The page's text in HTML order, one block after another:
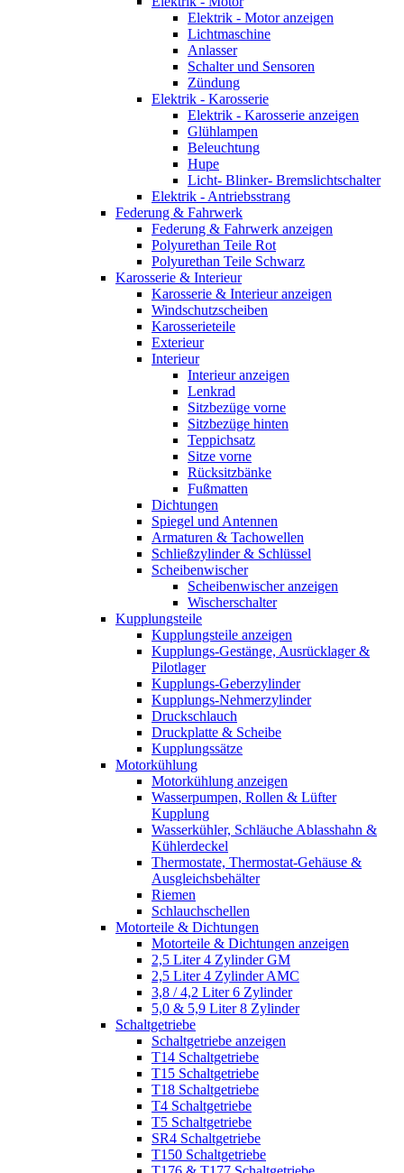
Elektrik - Motor anzeigen
Lichtmaschine
Anlasser
Schalter und Sensoren
Zündung
Elektrik - Karosserie
Elektrik - Karosserie anzeigen
Glühlampen
Beleuchtung
Hupe
Licht- Blinker- Bremslichtschalter
Elektrik - Antriebsstrang
Federung & Fahrwerk
Federung & Fahrwerk anzeigen
Polyurethan Teile Rot
Polyurethan Teile Schwarz
Karosserie & Interieur
Karosserie & Interieur anzeigen
Windschutzscheiben
Karosserieteile
Exterieur
Interieur
Interieur anzeigen
Lenkrad
Sitzbezüge vorne
Sitzbezüge hinten
Teppichsatz
Sitze vorne
Rücksitzbänke
Fußmatten
Dichtungen
Spiegel und Antennen
Armaturen & Tachowellen
Schließzylinder & Schlüssel
Scheibenwischer
Scheibenwischer anzeigen
Wischerschalter
Kupplungsteile
Kupplungsteile anzeigen
Kupplungs-Gestänge, Ausrücklager &
Pilotlager
Kupplungs-Geberzylinder
Kupplungs-Nehmerzylinder
Druckschlauch
Druckplatte & Scheibe
Kupplungssätze
Motorkühlung
Motorkühlung anzeigen
Wasserpumpen, Rollen & Lüfter
Kupplung
Wasserkühler, Schläuche Ablasshahn &
Kühlerdeckel
Thermostate, Thermostat-Gehäuse &
Ausgleichsbehälter
Riemen
Schlauchschellen
Motorteile & Dichtungen
Motorteile & Dichtungen anzeigen
2,5 Liter 4 Zylinder GM
2,5 Liter 4 Zylinder AMC
3,8 / 4,2 Liter 6 Zylinder
5,0 & 5,9 Liter 8 Zylinder
Schaltgetriebe
Schaltgetriebe anzeigen
T14 Schaltgetriebe
T15 Schaltgetriebe
T18 Schaltgetriebe
T4 Schaltgetriebe
T5 Schaltgetriebe
SR4 Schaltgetriebe
T150 Schaltgetriebe